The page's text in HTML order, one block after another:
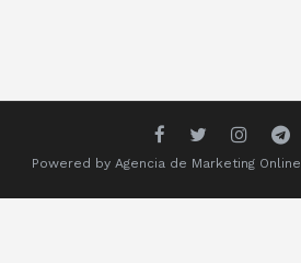
Powered by Agencia de Marketing Online